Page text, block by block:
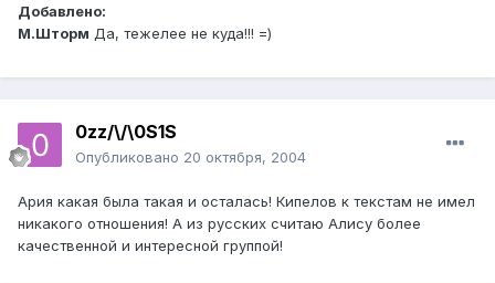
Добавлено:
М.Шторм Да, тежелее не куда!!! =)
0zz/\/\0S1S
Опубликовано 20 октября, 2004
Ария какая была такая и осталась! Кипелов к текстам не имел
никакого отношения! А из русских считаю Алису более
качественной и интересной группой!